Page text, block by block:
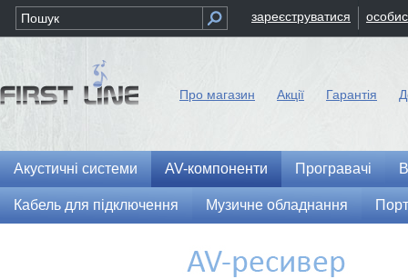
зареєструватися
Про магазин Акції Гарантія
Акустичні системи AV-компоненти Програвачі
Кабель для підключення Музичне обладнання